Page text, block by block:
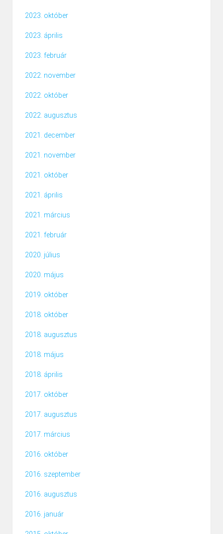
2023. október
2023. április
2023. február
2022. november
2022. október
2022. augusztus
2021. december
2021. november
2021. október
2021. április
2021. március
2021. február
2020. július
2020. május
2019. október
2018. október
2018. augusztus
2018. május
2018. április
2017. október
2017. augusztus
2017. március
2016. október
2016. szeptember
2016. augusztus
2016. január